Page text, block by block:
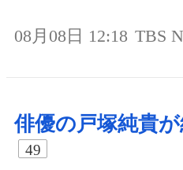
08月08日 12:18 TBS
俳優の戸塚純貴
49